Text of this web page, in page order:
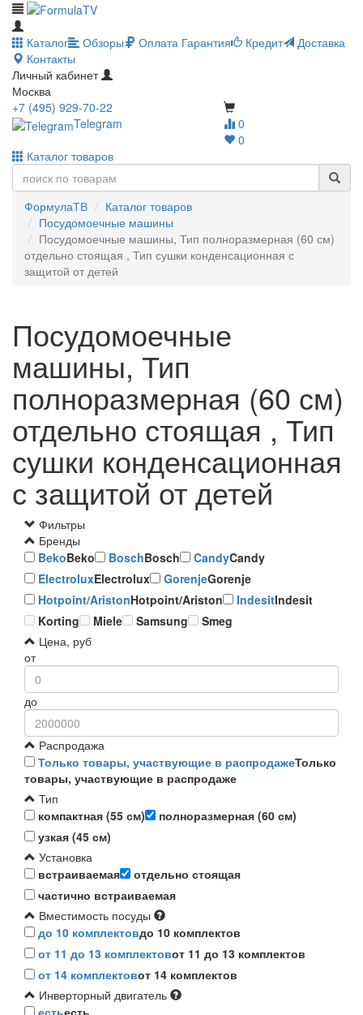
Каталог Обзоры Оплата Гарантия Кредит
Доставка
Контакты
Личный кабинет
Москва
0
0
+7 (495) 929-70-22
Telegram
Каталог товаров
ФормулаТВ
Каталог товаров
Посудомоечные машины
Посудомоечные машины, Тип полноразмерная (60 см)
отдельно стоящая , Тип сушки конденсационная с
защитой от детей
Посудомоечные
машины, Тип
полноразмерная (60 см)
отдельно стоящая , Тип
сушки конденсационная
с защитой от детей
Фильтры
Бренды
BekoBeko BoschBosch CandyCandy
ElectroluxElectrolux GorenjeGorenje
Hotpoint/AristonHotpoint/Ariston IndesitIndesit
Korting
Miele Samsung
Smeg
Цена, руб
от
до
Распродажа
Только товары, участвующие в распродажеТолько
товары, участвующие в распродаже
Тип
компактная (55 см)
полноразмерная (60 см)
узкая (45 см)
Установка
встраиваемая
отдельно стоящая
частично встраиваемая
Вместимость посуды
до 10 комплектовдо 10 комплектов
от 11 до 13 комплектовот 11 до 13 комплектов
от 14 комплектовот 14 комплектов
Инверторный двигатель